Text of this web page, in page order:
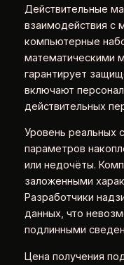
Действительные
взаимодействия с
компьютерные
математическими
гарантирует
включают
действительных
Уровень реальных
параметров
или недочёты.
заложенными
Разработчики
данных, что
подлинными
Цена получения